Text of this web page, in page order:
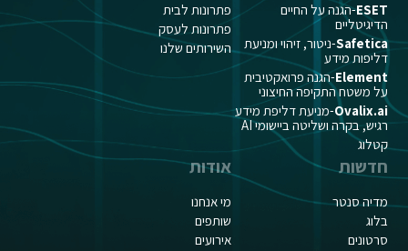
ESET-הגנה על החיים
הדיגיטליים
Safetica-ניטור, זיהוי ומניעת
דליפות מידע
Element-הגנה פרואקטיבית
על משטח התקיפה החיצוני
Ovalix.ai-מניעת דליפת מידע
רגיש, בקרה ושליטה ביישומי AI
קטלוג
פתרונות לבית
פתרונות לעסק
השירותים שלנו
חדשות
מדיה סנטר
בלוג
סרטונים
אודות
מי אנחנו
שותפים
אירועים